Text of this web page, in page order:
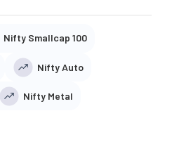
Nifty Smallcap 100
Nifty Auto
Nifty Metal